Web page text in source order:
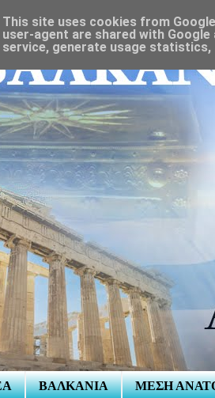
ΒΑΛΚΑΝΙΑ ΜΕΣΗ
This site uses cookies from
user-agent are shared with
service, generate usage statistics,